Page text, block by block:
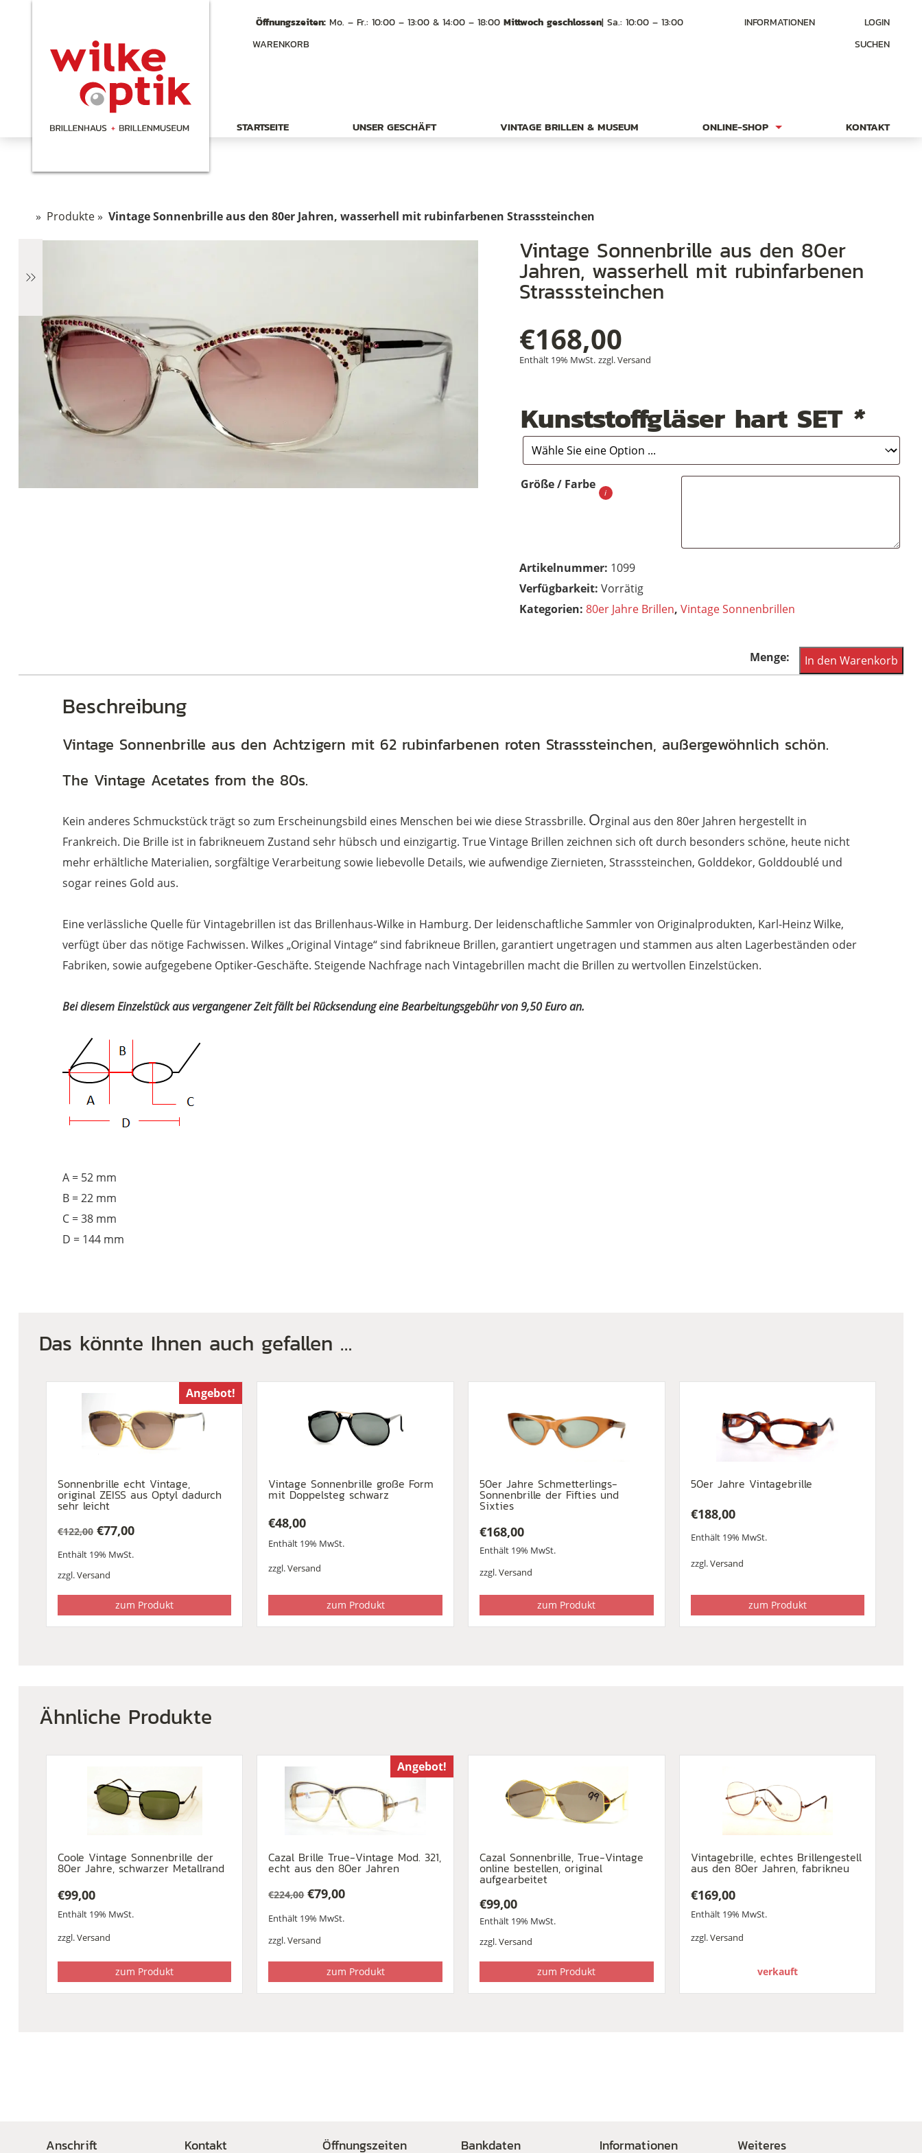
Öffnungszeiten:Mo. – Fr.: 10:00 – 13:00 & 14:00 – 18:00 Mittwoch geschlossen| Sa.: 10:00 – 13:00 INFORMATIONEN
LOGIN
WARENKORB
SUCHEN
STARTSEITE UNSER GESCHÄFT VINTAGE BRILLEN & MUSEUM ONLINE-SHOP KONTAKT
» Produkte» Vintage Sonnenbrille aus den 80er Jahren, wasserhell mit rubinfarbenen Strasssteinchen
Vintage Sonnenbrille aus den 80er
Jahren, wasserhell mit rubinfarbenen
Strasssteinchen
€168,00
Enthält 19% MwSt. zzgl.Versand
Kunststoffgläser hart SET *
Größe / Farbe
Artikelnummer: 1099
Vorrätig
Kategorien: 80er Jahre Brillen, Vintage Sonnenbrillen
Vintage
Sonnenbrille
80er
rubinfarbenen
Strasssteinchen
Menge
In den Warenkorb
Beschreibung
Vintage Sonnenbrille aus den Achtzigern mit 62 rubinfarbenen roten Strasssteinchen, außergewöhnlich schön.
The Vintage Acetates from the 80s.
Kein anderes Schmuckstück trägt so zum Erscheinungsbild eines Menschen bei wie diese Strassbrille. Orginal aus den 80er Jahren hergestellt in
Frankreich. Die Brille ist in fabrikneuem Zustand sehr hübsch und einzigartig. True Vintage Brillen zeichnen sich oft durch besonders schöne, heute nicht
mehr erhältliche Materialien, sorgfältige Verarbeitung sowie liebevolle Details, wie aufwendige Ziernieten, Strasssteinchen, Golddekor, Golddoublé und
sogar reines Gold aus.
Eine verlässliche Quelle für Vintagebrillen ist das Brillenhaus-Wilke in Hamburg. Der leidenschaftliche Sammler von Originalprodukten, Karl-Heinz Wilke,
verfügt über das nötige Fachwissen. Wilkes „Original Vintage“ sind fabrikneue Brillen, garantiert ungetragen und stammen aus alten Lagerbeständen oder
Fabriken, sowie aufgegebene Optiker-Geschäfte. Steigende Nachfrage nach Vintagebrillen macht die Brillen zu wertvollen Einzelstücken.
Bei diesem Einzelstück aus vergangener Zeit fällt bei Rücksendung eine Bearbeitungsgebühr von 9,50 Euro an.
A = 52 mm
B = 22 mm
C = 38 mm
D = 144 mm
Das könnte Ihnen auch gefallen …
Angebot!
Sonnenbrille echt Vintage,
original ZEISS aus Optyl dadurch
sehr leicht
€122,00
Preis
war:
€77,00
Preis
ist:
Enthält 19% MwSt.
zzgl.Versand
zum Produkt
Vintage Sonnenbrille große Form
mit Doppelsteg schwarz
€48,00
Enthält 19% MwSt.
zzgl.Versand
zum Produkt
50er Jahre Schmetterlings-
Sonnenbrille der Fifties und
Sixties
€168,00
Enthält 19% MwSt.
zzgl.Versand
zum Produkt
50er Jahre Vintagebrille
€188,00
Enthält 19% MwSt.
zzgl.Versand
zum Produkt
Ähnliche Produkte
Coole Vintage Sonnenbrille der
80er Jahre, schwarzer Metallrand
€99,00
Enthält 19% MwSt.
zzgl.Versand
zum Produkt
Angebot!
Cazal Brille True-Vintage Mod. 321,
echt aus den 80er Jahren
€224,00
Preis
war:
€224,00
€79,00
Preis
ist:
€79,00.
Enthält 19% MwSt.
zzgl.Versand
zum Produkt
Cazal Sonnenbrille, True-Vintage
online bestellen, original
aufgearbeitet
€99,00
Enthält 19% MwSt.
zzgl.Versand
zum Produkt
Vintagebrille, echtes Brillengestell
aus den 80er Jahren, fabrikneu
€169,00
Enthält 19% MwSt.
zzgl.Versand
verkauft
+
Anschrift Kontakt Öffnungszeiten Bankdaten Informationen Weiteres